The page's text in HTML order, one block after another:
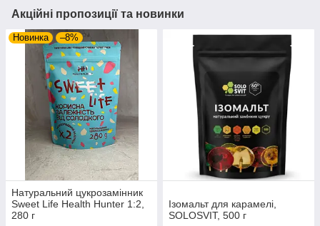
Акційні пропозиції та новинки
Новинка –8%
Натуральний цукрозамінник
Sweet Life Health Hunter 1:2,
280 г
Ізомальт для карамелі,
SOLOSVIT, 500 г